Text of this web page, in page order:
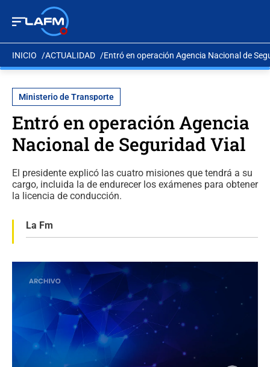
INICIO ACTUALIDAD Entró en operación Agencia Nacional de
Ministerio de Transporte
Entró en operación Agencia
Nacional de Seguridad Vial
El presidente explicó las cuatro misiones que tendrá a su
cargo, incluida la de endurecer los exámenes para obtener
la licencia de conducción.
La Fm